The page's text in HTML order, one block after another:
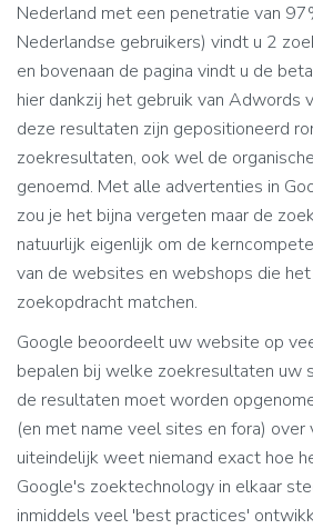
Nederland met een penetratie van
Nederlandse gebruikers) vindt u 2
en bovenaan de pagina vindt u de
hier dankzij het gebruik van Adwords
deze resultaten zijn gepositioneerd
zoekresultaten, ook wel de
genoemd. Met alle advertenties in
zou je het bijna vergeten maar de
natuurlijk eigenlijk om de
van de websites en webshops die
zoekopdracht matchen.
Google beoordeelt uw website op
bepalen bij welke zoekresultaten uw
de resultaten moet worden
(en met name veel sites en fora) over
uiteindelijk weet niemand exact hoe
Google's zoektechnology in elkaar
inmiddels veel 'best practices'